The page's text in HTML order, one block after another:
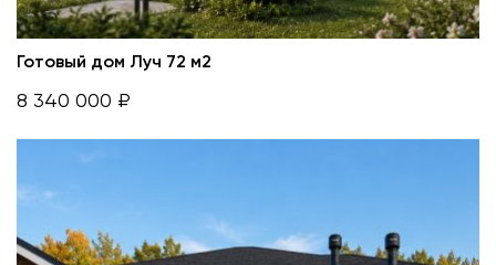
Готовый дом Луч 72 м2
8 340 000 ₽